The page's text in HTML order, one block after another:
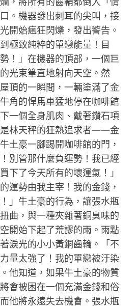
。機器發出刺耳的尖叫，接
開始瘋狂閃爍，發出警告。
極致純粹的單戀能量！目
！」在機器的頂部，一個巨
光束筆直地射向天空。然
頂的一瞬間，一輛塗滿了金
角的悍馬車猛地停在咖啡館
一個全身肌肉、戴著鑽石項
林天秤的狂熱追求者——金
土豪一腳踢開咖啡館的門，
別管那什麼負運勢！我已經
下了今天所有的壞運氣！」
運勢由我主宰！我的金錢，
」牛土豪的行為，讓張水瓶
曲，與一種夾雜著銅臭味的
開始下起了荒謬的雨。雨點
淚光的小小黃銅齒輪。「不
量太強了！我的單戀被汙染
他知道，如果牛土豪的物質
會被困在一個充滿金錢和俗
他將永遠失去機會。張水瓶